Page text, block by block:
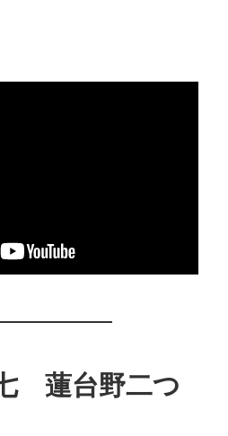
蓮台野二つ